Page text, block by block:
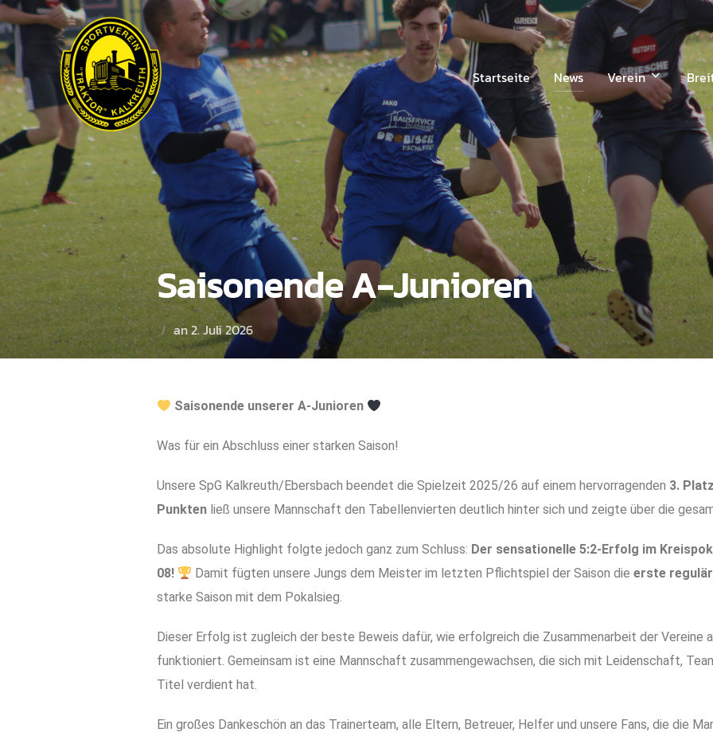
Startseite News Verein
Saisonende A-Junioren
an2. Juli 2026
Saisonende unserer A-Junioren
Was für ein Abschluss einer starken Saison!
Unsere SpG Kalkreuth/Ebersbach beendet die Spielzeit 2025/26 auf einem hervorragenden 3.
Punkten ließ unsere Mannschaft den Tabellenvierten deutlich hinter sich und zeigte über die
Das absolute Highlight folgte jedoch ganz zum Schluss: Der sensationelle 5:2-Erfolg im
08!
Damit fügten unsere Jungs dem Meister im letzten Pflichtspiel der Saison dieerste
starke Saison mit dem Pokalsieg.
Dieser Erfolg ist zugleich der beste Beweis dafür, wie erfolgreich die Zusammenarbeit der Vereine
funktioniert. Gemeinsam ist eine Mannschaft zusammengewachsen, die sich mit Leidenschaft,
Titel verdient hat.
Ein großes Dankeschön an das Trainerteam, alle Eltern, Betreuer, Helfer und unsere Fans, die die